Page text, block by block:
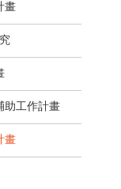
畫
助工作計畫
畫